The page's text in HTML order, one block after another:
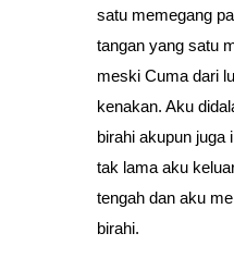
satu memegang
tangan yang satu
meski Cuma dari
kenakan. Aku
birahi akupun juga
tak lama aku
tengah dan aku
birahi.